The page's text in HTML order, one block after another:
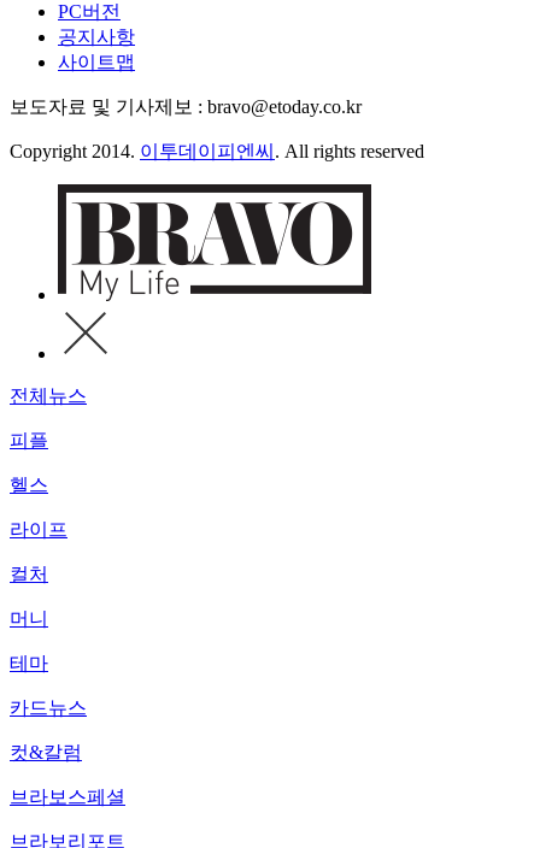
PC버전
공지사항
사이트맵
보도자료 및 기사제보 : bravo@etoday.co.kr
Copyright 2014. 이투데이피엔씨 . All rights reserved
전체뉴스
피플
헬스
라이프
컬처
머니
테마
카드뉴스
컷&칼럼
브라보스페셜
브라보리포트